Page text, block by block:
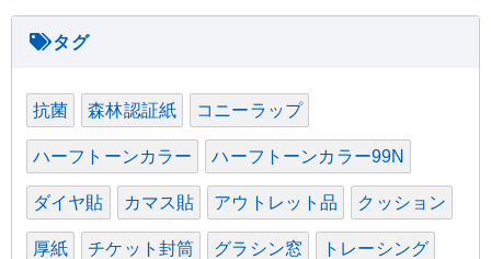
抗菌 森林認証紙 コニーラップ
ハーフトーンカラー ハーフトーンカラー99N
ダイヤ貼 カマス貼 アウトレット品 クッション
厚紙 チケット封筒 グラシン窓 トレーシング